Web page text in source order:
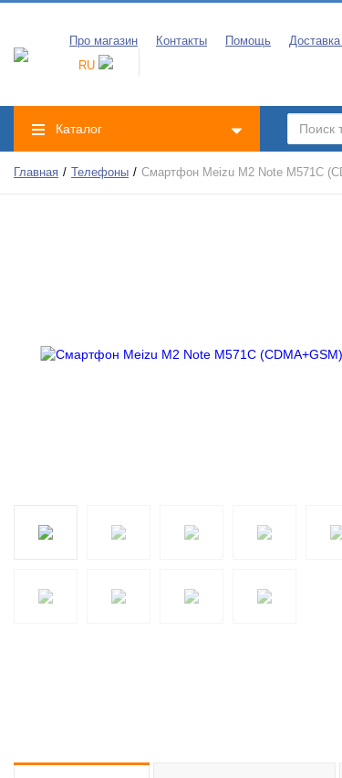
Про магазин Контакты Помощь
RU
Каталог
Главная Телефоны Смартфон Meizu M2 Note M571C